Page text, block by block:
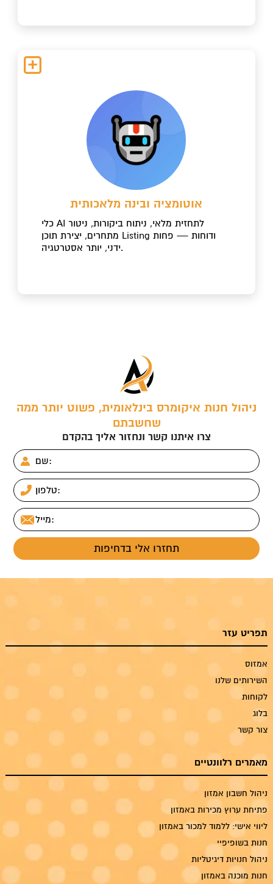
אוטומציה ובינה מלאכותית
כלי AI לתחזית מלאי, ניתוח ביקורות, ניטור
מתחרים, יצירת תוכן Listing ודוחות — פחות
ידני, יותר אסטרטגיה.
ניהול חנות איקומרס בינלאומית, פשוט יותר ממה
שחשבתם
צרו איתנו קשר ונחזור אליך בהקדם
תפריט עזר
אמזוס
השירותים שלנו
לקוחות
בלוג
צור קשר
מאמרים רלוונטיים
ניהול חשבון אמזון
פתיחת ערוץ מכירות באמזון
ליווי אישי: ללמוד למכור באמזון
חנות בשופיפיי
ניהול חנויות דיגיטליות
חנות מוכנה באמזון